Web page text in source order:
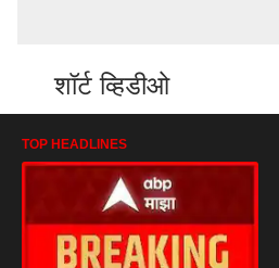
शॉर्ट व्हिडीओ
TOP HEADLINES